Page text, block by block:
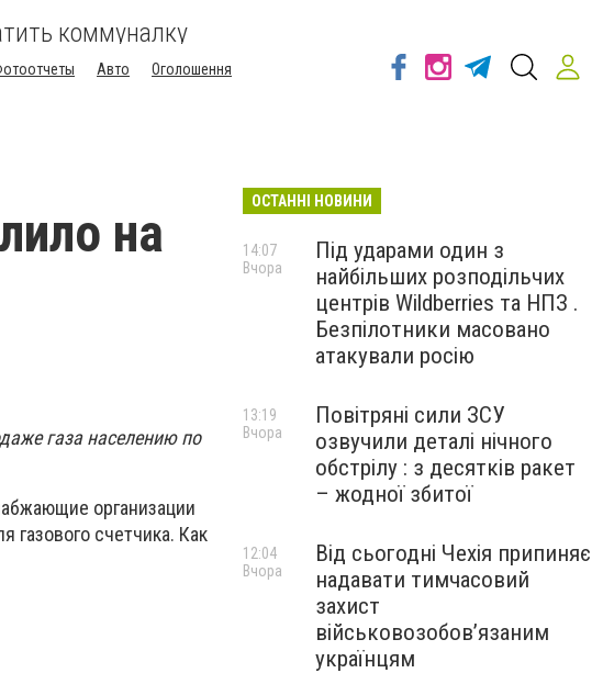
коммуналку
Авто
Оголошення
на
газа населению по
организации
газового счетчика. Как
ОСТАННІ НОВИНИ
Під ударами один з
найбільших розподільчих
центрів Wildberries та НПЗ .
Безпілотники масовано
атакували росію
14:07
Вчора
Повітряні сили ЗСУ
озвучили деталі нічного
обстрілу : з десятків ракет
– жодної збитої
13:19
Вчора
Від сьогодні Чехія припиняє
надавати тимчасовий
захист
військовозобов’язаним
українцям
12:04
Вчора